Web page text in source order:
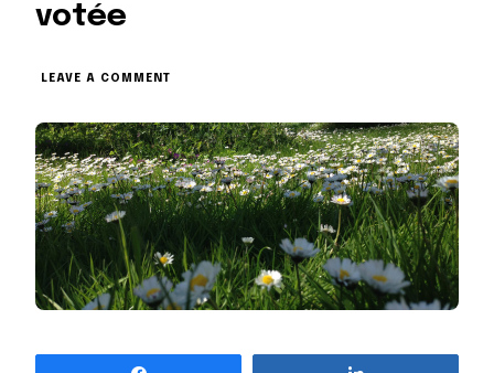
votée
LEAVE A COMMENT
PESTICIDES
NÉONICOTINOÏDES
A
ÉTÉ
VOTÉE